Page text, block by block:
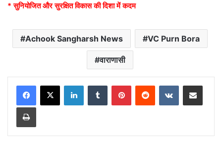
* सुनियोजित और सुरक्षित विकास की दिशा में कदम
Achook Sangharsh News VC Purn Bora
वाराणासी
LinkedInTumblr PinterestReddit VKontakteShare via Email
Print